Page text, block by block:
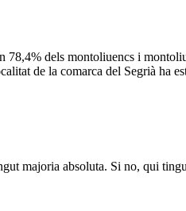
dels montoliuencs i
de la comarca del Segrià ha
majoria absoluta. Si no, qui